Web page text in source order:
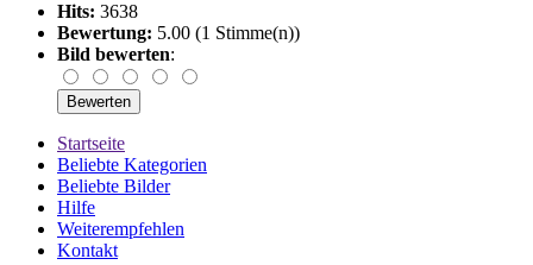
Hits: 3638
Bewertung: 5.00 (1 Stimme(n))
Bild bewerten:
Startseite
Beliebte Kategorien
Beliebte Bilder
Hilfe
Weiterempfehlen
Kontakt